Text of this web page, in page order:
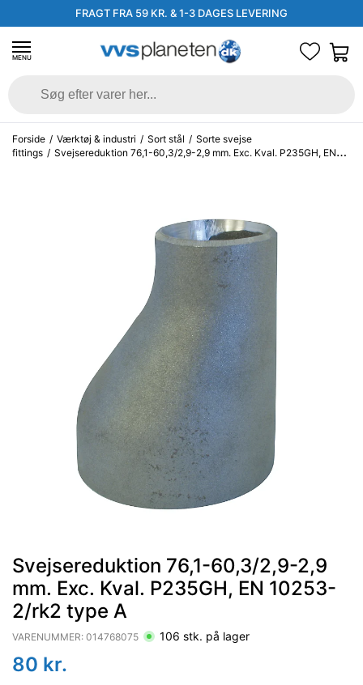
FRAGT FRA 59 KR. & 1-3 DAGES LEVERING
MENU
Forside / Værktøj & industri / Sort stål / Sorte svejse
fittings / Svejsereduktion 76,1-60,3/2,9-2,9 mm. Exc. Kval. P235GH, EN
Svejsereduktion 76,1-60,3/2,9-2,9
mm. Exc. Kval. P235GH, EN 10253-
2/rk2 type A
VARENUMMER: 014768075 106 stk. på lager
80 kr.